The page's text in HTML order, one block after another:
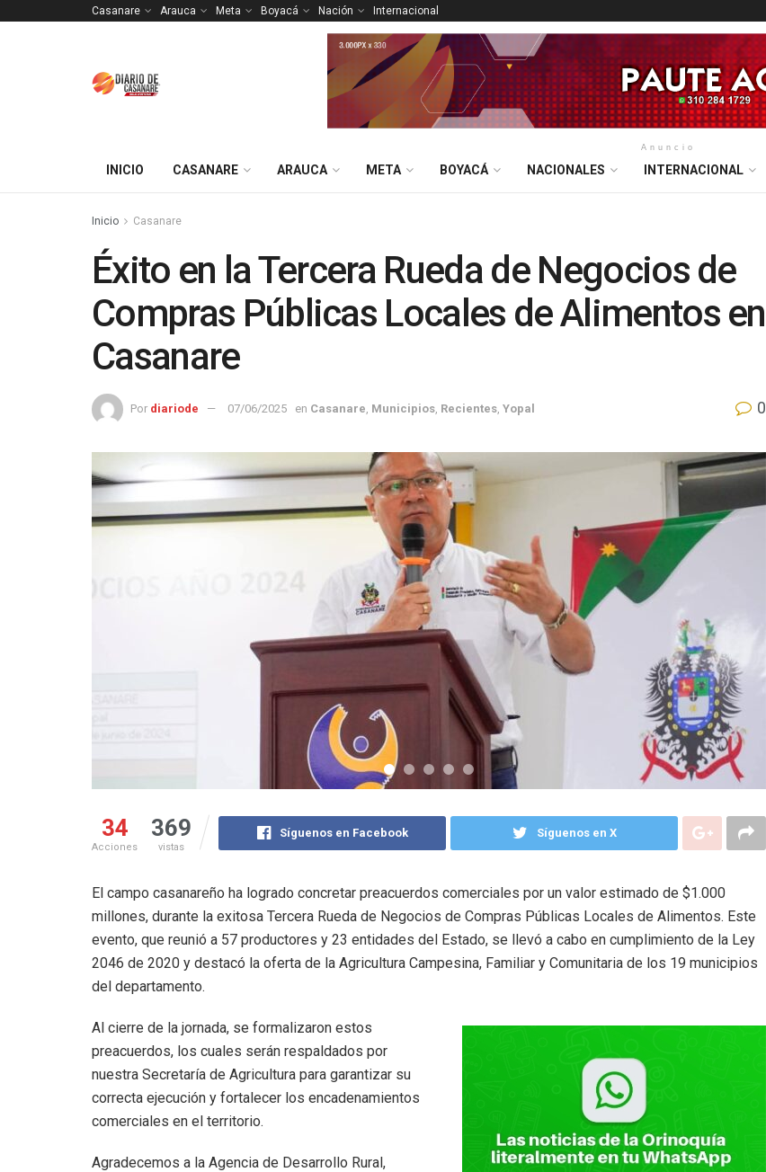
Casanare Arauca Meta Boyacá Nación Internacional
Anuncio
INICIO CASANARE ARAUCA META BOYACÁ NACIONALES INTERNACIONAL
Inicio Casanare
Éxito en la Tercera Rueda de Negocios de
Compras Públicas Locales de Alimentos en
Casanare
Por diariode 07/06/2025 en Casanare Municipios Recientes Yopal 0
34
Acciones
369
vistas
Síguenos en Facebook Síguenos en X
El campo casanareño ha logrado concretar preacuerdos comerciales por un valor estimado de $1.000
millones, durante la exitosa Tercera Rueda de Negocios de Compras Públicas Locales de Alimentos. Este
evento, que reunió a 57 productores y 23 entidades del Estado, se llevó a cabo en cumplimiento de la Ley
2046 de 2020 y destacó la oferta de la Agricultura Campesina, Familiar y Comunitaria de los 19 municipios
del departamento.
Al cierre de la jornada, se formalizaron estos
preacuerdos, los cuales serán respaldados por
nuestra Secretaría de Agricultura para garantizar su
correcta ejecución y fortalecer los encadenamientos
comerciales en el territorio.
Agradecemos a la Agencia de Desarrollo Rural,